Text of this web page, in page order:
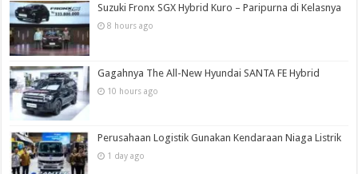
Suzuki Fronx SGX Hybrid Kuro – Paripurna di Kelasnya
8 hours ago
Gagahnya The All-New Hyundai SANTA FE Hybrid
10 hours ago
Perusahaan Logistik Gunakan Kendaraan Niaga Listrik
1 day ago